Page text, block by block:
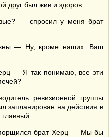
друг был жив и здоров.
— спросил у меня брат
— Ну, кроме наших. Ваш
— Я так понимаю, все эти
ревизионной группы
запланирован на действия в
брат Херц — Мы бы